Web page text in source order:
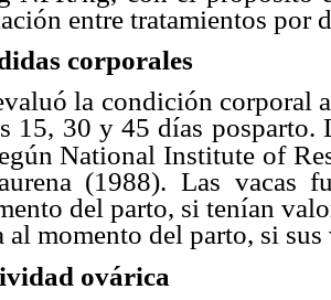
entre tratamientos por
corporales
la condición corporal
15, 30 y 45 días posparto.
National Institute of
(1988). Las vacas
del parto, si tenían
al momento del parto, si
ovárica